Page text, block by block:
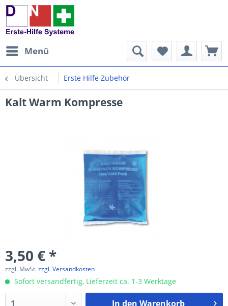
Menü
Übersicht Erste Hilfe Zubehör
Kalt Warm Kompresse
3,50 € *
zzgl. MwSt.zzgl. Versandkosten
Sofort versandfertig, Lieferzeit ca. 1-3 Werktage
In den Warenkorb